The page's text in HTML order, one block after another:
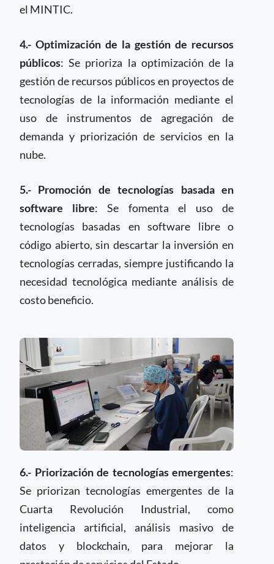
el MINTIC.
4.- Optimización de la gestión de recursos
públicos: Se prioriza la optimización de la
gestión de recursos públicos en proyectos de
tecnologías de la información mediante el
uso de instrumentos de agregación de
demanda y priorización de servicios en la
nube.
5.- Promoción de tecnologías basada en
software libre: Se fomenta el uso de
tecnologías basadas en software libre o
código abierto, sin descartar la inversión en
tecnologías cerradas, siempre justificando la
necesidad tecnológica mediante análisis de
costo beneficio.
6.- Priorización de tecnologías emergentes:
Se priorizan tecnologías emergentes de la
Cuarta Revolución Industrial, como
inteligencia artificial, análisis masivo de
datos y blockchain, para mejorar la